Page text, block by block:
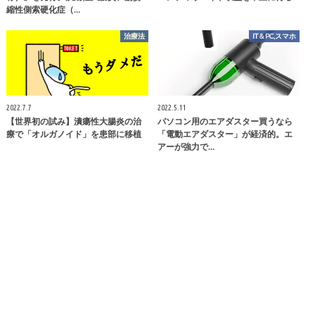
縮性側索硬化症（…
治療法
2022.7.7
【世界初の試み】潰瘍性大腸炎の治
療で「オルガノイド」を患部に移植
IT＆PC,スマホ
2022.5.11
パソコン用のエアダスター買うなら
「電動エアダスター」が経済的。エ
アーが強力で…